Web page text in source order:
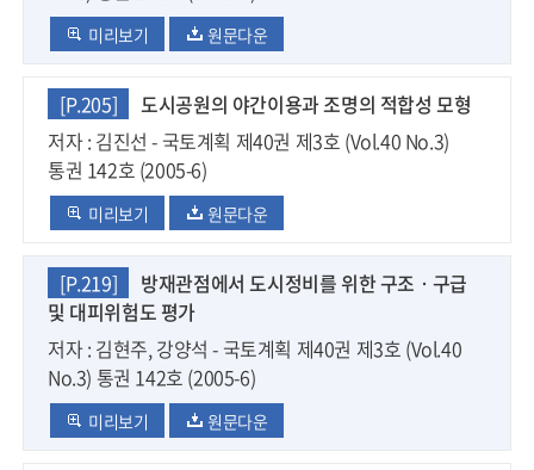
미리보기 원문다운
[P.205]
도시공원의 야간이용과 조명의 적합성 모형
저자 : 김진선 - 국토계획 제40권 제3호 (Vol.40 No.3)
통권 142호 (2005-6)
미리보기 원문다운
[P.219]
방재관점에서 도시정비를 위한 구조ㆍ구급
및 대피위험도 평가
저자 : 김현주, 강양석 - 국토계획 제40권 제3호 (Vol.40
No.3) 통권 142호 (2005-6)
미리보기 원문다운